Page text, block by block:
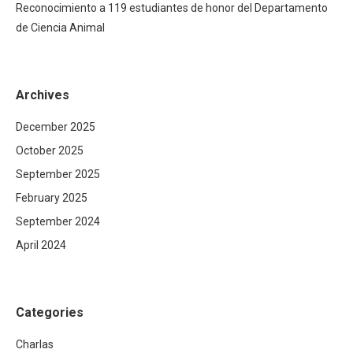
Reconocimiento a 119 estudiantes de honor del Departamento
de Ciencia Animal
Archives
December 2025
October 2025
September 2025
February 2025
September 2024
April 2024
Categories
Charlas